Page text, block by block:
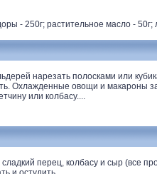
- 250г; растительное масло - 50г;
нарезать полосками или
Охлажденные овощи и макароны
или колбасу....
перец, колбасу и сыр (все